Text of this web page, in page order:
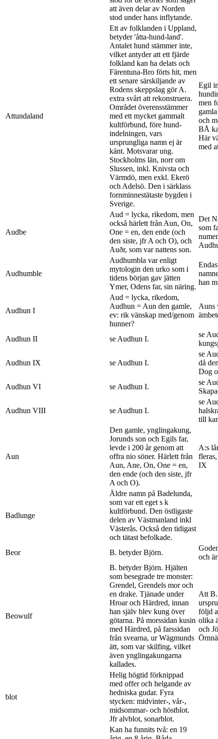
att även delar av Norden
stod under hans inflytande.
Attundaland
Ett av folklanden i Uppland,
betyder 'åtta-hund-land'.
Antalet hund stämmer inte,
vilket antyder att ett fjärde
folkland kan ha delats och
Färentuna-Bro förts hit, men
ett senare särskiljande av
Rodens skeppslag gör A.
extra svårt att rekonstruera.
Området överensstämmer
med ett mycket gammalt
kultförbund, före hund-
indelningen, vars
ursprungliga namn ej är
känt. Motsvarar ung.
Stockholms län, norr om
Slussen, inkl. Knivsta och
Värmdö, men exkl. Ekerö
och Adelsö. Den i särklass
fornminnestätaste bygden i
Sverige.
Egil
men
och
BÅ
Här
med
Audbe
Aud = lycka, rikedom, men
också härlett från Aun, On,
One = en, den ende (och
den siste, jfr A och O), och
Auðr, som var nattens son.
Det
som
Audhumble
Audhumbla var enligt
mytologin den urko som i
tidens början gav jätten
Ymer, Odens far, sin näring.
han
Audhun I
Aud = lycka, rikedom,
Audhun = Aun den gamle,
ev: rik vänskap med/genom
hunner?
Auns
Audhun II se Audhun I.
se
Audhun IX se Audhun I.
se
då
Dog
Audhun VI
se Audhun I.
se
Audhun VIII se Audhun I.
se
till
Aun
Den gamle, ynglingakung,
Jorunds son och Egils far,
levde i 200 år genom att
offra nio söner. Härlett från
Aun, Ane, On, One = en,
den ende (och den siste, jfr
A och O).
A:s
IX
Badlunge
Äldre namn på Badelunda,
som var ett eget s k
kultförbund. Den östligaste
delen av Västmanland inkl
Västerås. Också den tidigast
och tätast befolkade.
Beor
B. betyder Björn.
och
Beowulf
B. betyder Björn. Hjälten
som besegrade tre monster:
Grendel, Grendels mor och
en drake. Tjänade under
Hroar och Härdred, innan
han själv blev kung över
götarna. På morssidan kusin
med Härdred, på farssidan
från svearna, ur Wägmunds
ätt, som var skilfing, vilket
även ynglingakungarna
kallades.
Att B.
följd
olika
och
blot
Helig högtid förknippad
med offer och helgande av
hedniska gudar. Fyra
stycken: midvinter-, vår-,
midsommar- och höstblot.
Jfr alvblot, sonarblot.
Kan ha funnits två: en 19